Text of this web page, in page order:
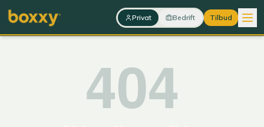
Hopp til innhold
Privat Bedrift Tilbud
404